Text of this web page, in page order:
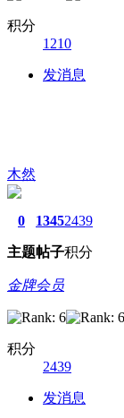
积分
1210
发消息
木然
0
主题
1345
帖子
2439
积分
金牌会员
积分
2439
发消息